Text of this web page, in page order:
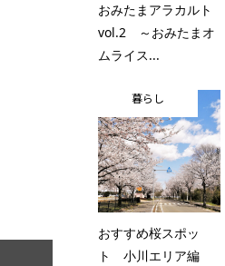
おみたまアラカルト
vol.2 ～おみたまオ
ムライス...
暮らし
おすすめ桜スポッ
ト 小川エリア編